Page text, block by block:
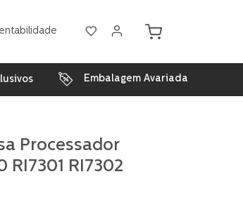
Embalagem Avariada
Processador
RI7301 RI7302